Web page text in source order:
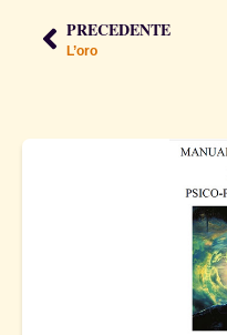
PRECEDENTE
L’oro